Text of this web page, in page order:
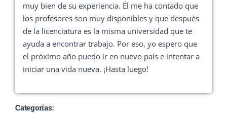
muy bien de su experiencia. Él me ha contado que
los profesores son muy disponibles y que después
de la licenciatura es la misma universidad que te
ayuda a encontrar trabajo. Por eso, yo espero que
el próximo año puedo ir en nuevo país e intentar a
iniciar una vida nueva. ¡Hasta luego!
Categorías: